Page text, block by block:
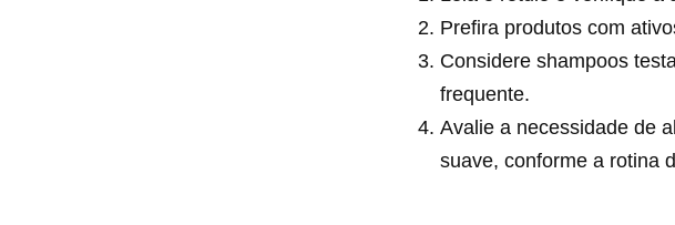
Prefira produtos com
Considere shampoos
frequente.
Avalie a necessidade de
suave, conforme a rotina